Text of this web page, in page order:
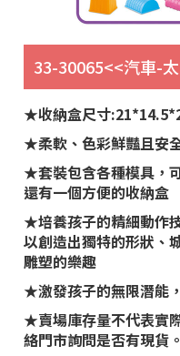
33-30065<<汽車-
★收納盒尺寸
★柔軟、色彩鮮豔且安
★套裝包含各種模具，
還有一個方便的收納盒
★培養孩子的精細動作
以創造出獨特的形狀、
雕塑的樂趣
★激發孩子的無限潛能
★賣場庫存量不代表實
絡門市詢問是否有現貨。